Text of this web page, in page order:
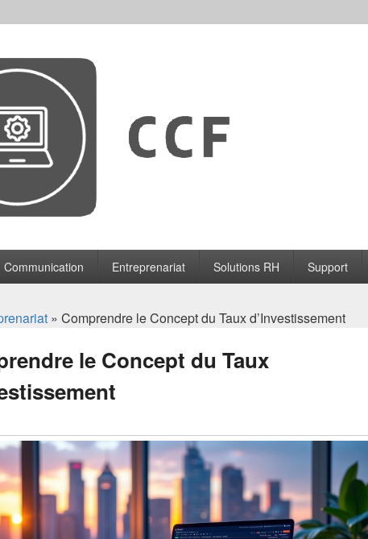
Communication Entreprenariat Solutions RH Support
» Comprendre le Concept du Taux d’Investissement
le Concept du Taux